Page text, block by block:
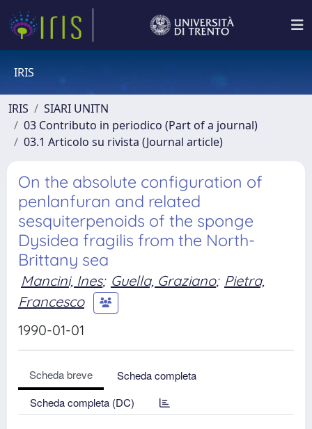
IRIS
IRIS
SIARI UNITN
03 Contributo in periodico (Part of a journal)
03.1 Articolo su rivista (Journal article)
On the absolute configuration of
penlanfuran and related
sesquiterpenoids of the sponge
Dysidea fragilis from the North-
Brittany sea
Mancini, Ines; Guella, Graziano; Pietra,
Francesco
1990-01-01
Scheda breve
Scheda completa
Scheda completa (DC)